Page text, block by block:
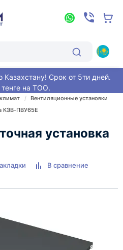
Казахстану! Срок от 5ти дней.
тенге на ТОО.
Вентиляционные установки
КЭВ-ПВУ65E
установка
В сравнение